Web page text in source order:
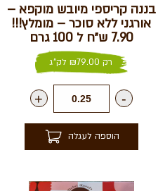
בננה קריספי מיובש מוקפא –
אורגני ללא סוכר – מומלץ!!!
7.90 ש״ח ל 100 גרם
רק ₪79.00 לק"ג
-
+
הוספה לעגלה